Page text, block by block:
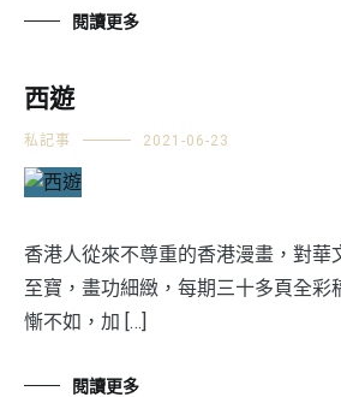
閱讀更多
西遊
私記事 2021-06-23
香港人從來不尊重的香港漫畫，對華
至寶，畫功細緻，每期三十多頁全彩
慚不如，加 […]
閱讀更多